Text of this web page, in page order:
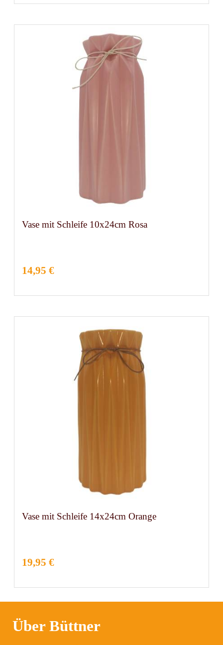
Vase mit Schleife 10x24cm Rosa
14,95 €
Vase mit Schleife 14x24cm Orange
19,95 €
Über Büttner